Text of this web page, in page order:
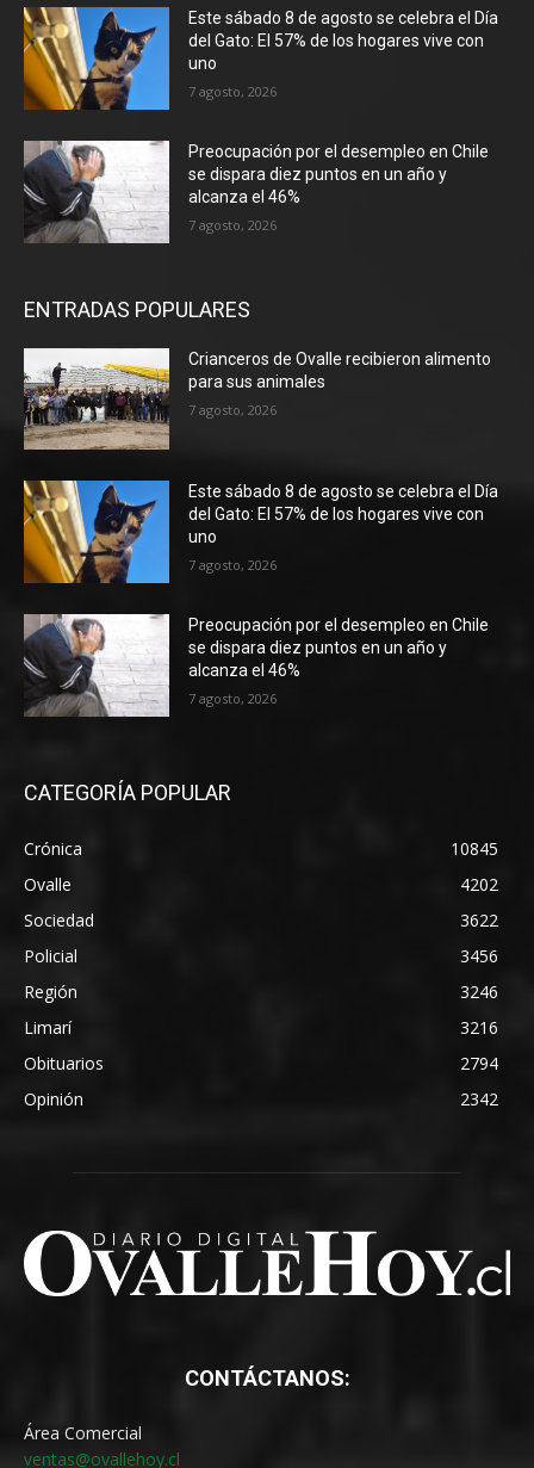
Este sábado 8 de agosto se celebra el Día
del Gato: El 57% de los hogares vive con
uno
7 agosto, 2026
Preocupación por el desempleo en Chile
se dispara diez puntos en un año y
alcanza el 46%
7 agosto, 2026
ENTRADAS POPULARES
Crianceros de Ovalle recibieron alimento
para sus animales
7 agosto, 2026
Este sábado 8 de agosto se celebra el Día
del Gato: El 57% de los hogares vive con
uno
7 agosto, 2026
Preocupación por el desempleo en Chile
se dispara diez puntos en un año y
alcanza el 46%
7 agosto, 2026
CATEGORÍA POPULAR
Crónica
10845
Ovalle
4202
Sociedad
3622
Policial
3456
Región
3246
Limarí
3216
Obituarios
2794
Opinión
2342
CONTÁCTANOS:
Área Comercial
ventas@ovallehoy.cl